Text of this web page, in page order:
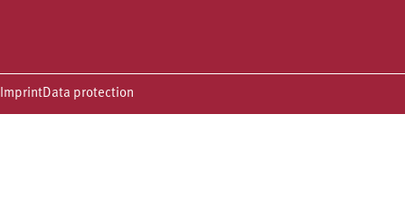
ImprintData protection